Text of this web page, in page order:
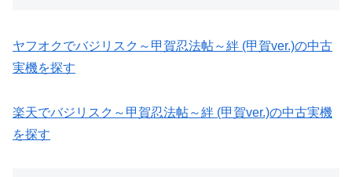
ヤフオクでバジリスク～甲賀忍法帖～絆 (甲賀ver.)の中古
実機を探す
楽天でバジリスク～甲賀忍法帖～絆 (甲賀ver.)の中古実機
を探す